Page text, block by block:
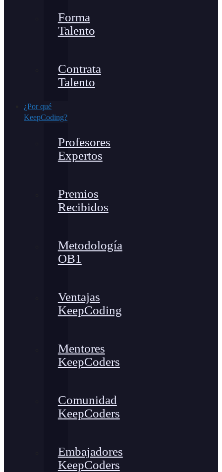
Forma
Talento
Contrata
Talento
¿Por qué
KeepCoding?
Profesores
Expertos
Premios
Recibidos
Metodología
OB1
Ventajas
KeepCoding
Mentores
KeepCoders
Comunidad
KeepCoders
Embajadores
KeepCoders